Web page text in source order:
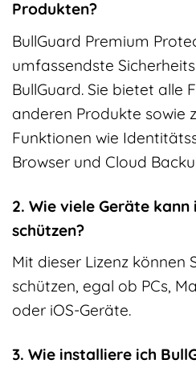
Produkten?
BullGuard Premium
umfassendste
BullGuard. Sie bietet alle
anderen Produkte sowie
Funktionen wie
Browser und Cloud
2. Wie viele Geräte
schützen?
Mit dieser Lizenz können
schützen, egal ob PCs,
oder iOS-Geräte.
3. Wie installiere ich